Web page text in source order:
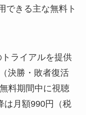
できる主な無料ト
ライアルを提供
決勝・敗者復活
料期間中に視聴
は月額990円（税